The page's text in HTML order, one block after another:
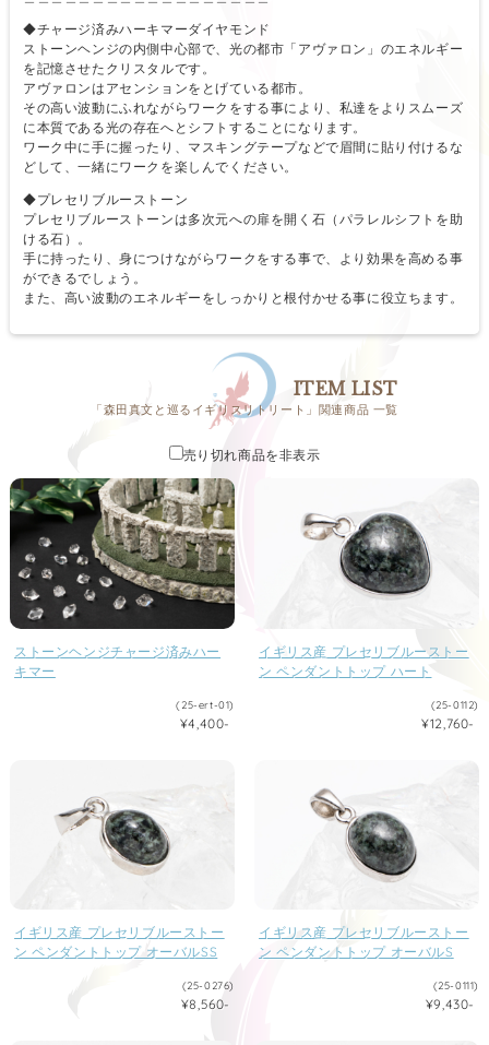
◆チャージ済みハーキマーダイヤモンド
ストーンヘンジの内側中心部で、光の都市「アヴァロン」のエネルギー
を記憶させたクリスタルです。
アヴァロンはアセンションをとげている都市。
その高い波動にふれながらワークをする事により、私達をよりスムーズ
に本質である光の存在へとシフトすることになります。
ワーク中に手に握ったり、マスキングテープなどで眉間に貼り付けるな
どして、一緒にワークを楽しんでください。
◆プレセリブルーストーン
プレセリブルーストーンは多次元への扉を開く石（パラレルシフトを助
ける石）。
手に持ったり、身につけながらワークをする事で、より効果を高める事
ができるでしょう。
また、高い波動のエネルギーをしっかりと根付かせる事に役立ちます。
ITEM LIST
「森田真文と巡るイギリスリトリート」関連商品 一覧
売り切れ商品を非表示
ストーンヘンジチャージ済みハー
キマー
(25-ert-01)
¥4,400-
イギリス産 プレセリブルーストー
ン ペンダントトップ ハート
(25-0112)
¥12,760-
イギリス産 プレセリブルーストー
ン ペンダントトップ オーバルSS
(25-0276)
¥8,560-
イギリス産 プレセリブルーストー
ン ペンダントトップ オーバルS
(25-0111)
¥9,430-